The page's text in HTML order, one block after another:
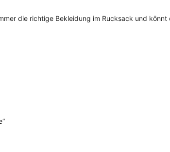
die richtige Bekleidung im Rucksack und könnt